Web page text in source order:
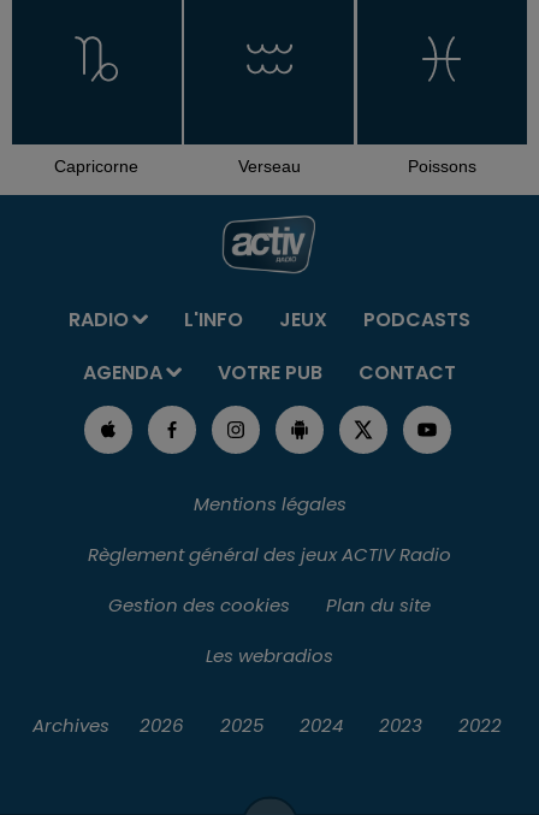
Capricorne Verseau Poissons
RADIO L'INFO JEUX
PODCASTS
AGENDA
VOTRE PUB CONTACT
Mentions légales
Règlement général des jeux ACTIV Radio
Gestion des cookies
Plan du site
Les webradios
Archives 2026 2025 2024 2023 2022